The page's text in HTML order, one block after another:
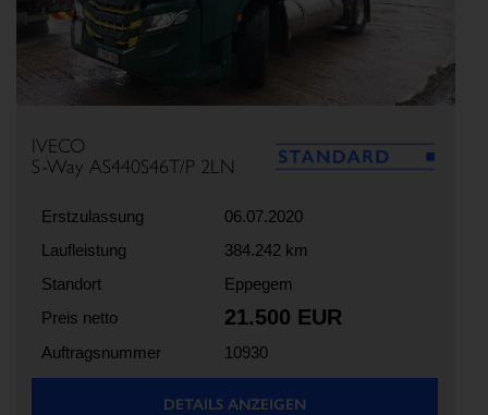
IVECO
S-Way AS440S46T/P 2LN
Erstzulassung
06.07.2020
Laufleistung
384.242 km
Standort
Eppegem
Preis netto
21.500 EUR
Auftragsnummer 10930
DETAILS ANZEIGEN